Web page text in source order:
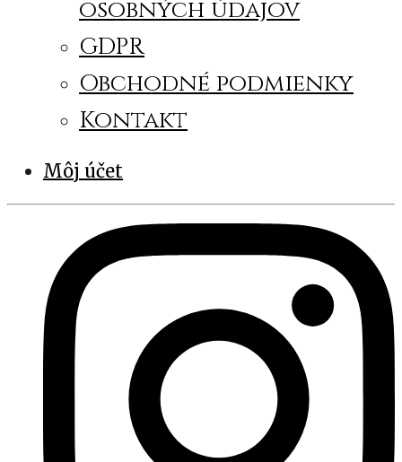
osobných údajov
GDPR
Obchodné podmienky
Kontakt
Môj účet